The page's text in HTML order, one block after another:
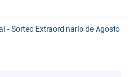
- Sorteo Extraordinario de Agosto